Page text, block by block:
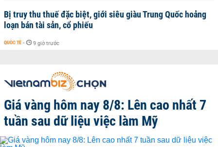
Bị truy thu thuế đặc biệt, giới siêu giàu Trung Quốc hoảng
loạn bán tài sản, cổ phiếu
QUỐC TẾ - 9 giờ trước
Giá vàng hôm nay 8/8: Lên cao nhất 7
tuần sau dữ liệu việc làm Mỹ